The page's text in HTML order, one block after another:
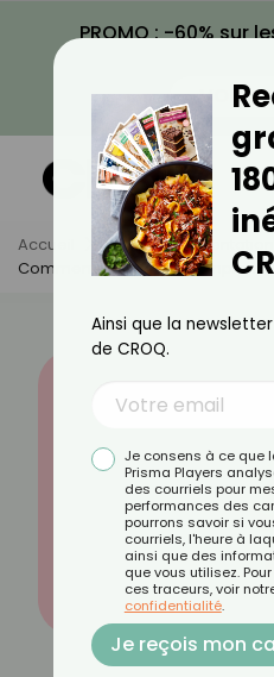
PROMO : -60% sur
VOIR
Accueil Actus
Alimentation
Comment Cuisiner Le
Ainsi que la
de CROQ.
Je consens à ce que
Prisma Players
des courriels pour
performances des
pourrons savoir si
courriels, l'heure à
ainsi que des
que vous utilisez.
ces traceurs, voir
confidentialité.
Je reçois mon